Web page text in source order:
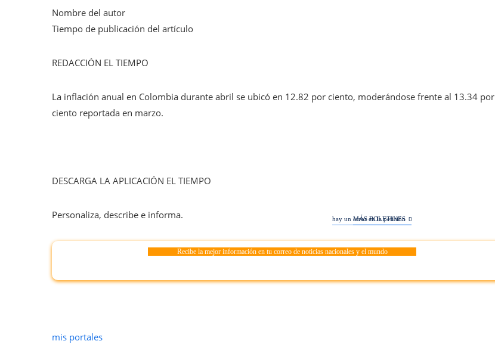
Nombre del autor
Tiempo de publicación del artículo
REDACCIÓN EL TIEMPO
La inflación anual en Colombia durante abril se ubicó en 12.82 por ciento, moderándose frente al 13.34 por
ciento reportada en marzo.
DESCARGA LA APLICACIÓN EL TIEMPO
Personaliza, describe e informa.
Recibe la mejor información en tu correo de noticias nacionales y el mundo
MÁS BOLETINES
hay un error en la petición
mis portales